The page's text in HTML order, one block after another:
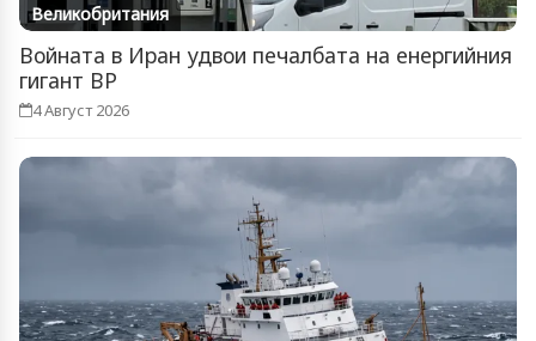
Великобритания
Войната в Иран удвои печалбата на енергийния
гигант BP
4 Август 2026